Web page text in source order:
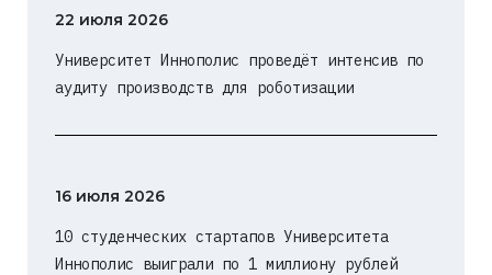
22 июля 2026
Университет Иннополис проведёт интенсив по
аудиту производств для роботизации
16 июля 2026
10 студенческих стартапов Университета
Иннополис выиграли по 1 миллиону рублей